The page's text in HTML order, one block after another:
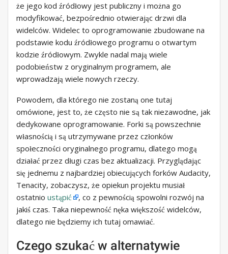
że ​​jego kod źródłowy jest publiczny i można go
modyfikować, bezpośrednio otwierając drzwi dla
widelców. Widelec to oprogramowanie zbudowane na
podstawie kodu źródłowego programu o otwartym
kodzie źródłowym. Zwykle nadal mają wiele
podobieństw z oryginalnym programem, ale
wprowadzają wiele nowych rzeczy.
Powodem, dla którego nie zostaną one tutaj
omówione, jest to, że często nie są tak niezawodne, jak
dedykowane oprogramowanie. Forki są powszechnie
własnością i są utrzymywane przez członków
społeczności oryginalnego programu, dlatego mogą
działać przez długi czas bez aktualizacji. Przyglądając
się jednemu z najbardziej obiecujących forków Audacity,
Tenacity, zobaczysz, że opiekun projektu musiał
ostatnio ustąpić
, co z pewnością spowolni rozwój na
jakiś czas. Taka niepewność nęka większość widelców,
dlatego nie będziemy ich tutaj omawiać.
Czego szukać w alternatywie